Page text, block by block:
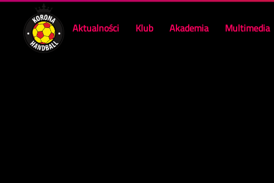
Skip to main content
Aktualności Klub Akademia Multimedia